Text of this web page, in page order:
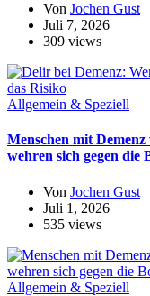
Von Jochen Gust
Juli 7, 2026
309 views
Allgemein & Speziell
Menschen mit
wehren sich gegen die
Von Jochen Gust
Juli 1, 2026
535 views
Allgemein & Speziell